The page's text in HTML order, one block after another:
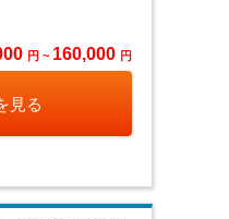
円 ~ 160,000 円
見る